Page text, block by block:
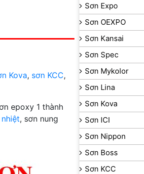
Kova, sơn KCC,
epoxy 1 thành
, sơn nung
Sơn Expo
Sơn OEXPO
Sơn Kansai
Sơn Spec
Sơn Mykolor
Sơn Lina
Sơn Kova
Sơn ICI
Sơn Nippon
Sơn Boss
Sơn KCC